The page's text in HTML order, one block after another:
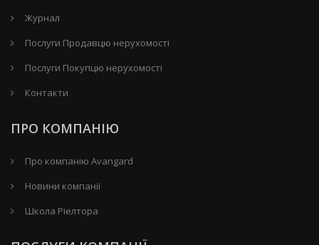
Журнал
Послуги Продавцю нерухомості
Послуги Покупцю нерухомості
Контакти
ПРО КОМПАНІЮ
Про компанію Avangard
Новини компанії
Школа Ріелтора